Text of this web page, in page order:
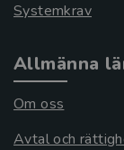
Systemkrav
Allmänna
Om oss
Avtal och